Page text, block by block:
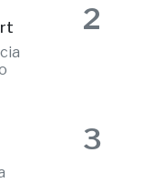
2
3